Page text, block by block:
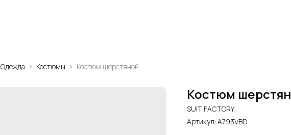
Одежда Костюмы Костюм шерстяной
Костюм
SUIT FACTORY
Артикул: A793VBD